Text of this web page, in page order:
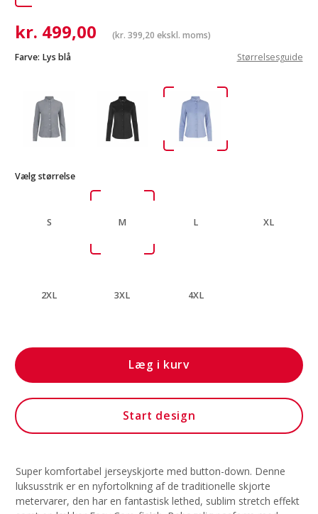
kr. 499,00 (kr. 399,20 ekskl. moms)
Farve: Lys blå Størrelsesguide
Vælg størrelse
S M L XL
2XL 3XL 4XL
Læg i kurv
Start design
Super komfortabel jerseyskjorte med button-down. Denne
luksusstrik er en nyfortolkning af de traditionelle skjorte
metervarer, den har en fantastisk lethed, sublim stretch effekt